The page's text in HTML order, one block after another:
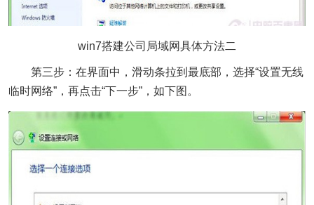
win7搭建公司局域网具体方法二
第三步：在界面中，滑动条拉到最底部，选择“设置无线
临时网络”，再点击“下一步”，如下图。